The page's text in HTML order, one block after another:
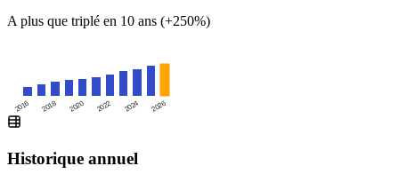
A plus que triplé en 10 ans (+250%)
2016 2018 2020 2022 2024 2026
Historique annuel